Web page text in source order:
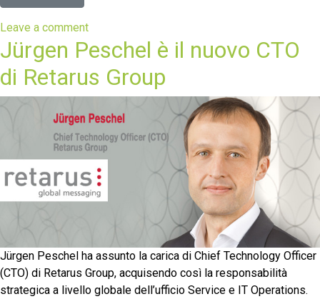
Leave a comment
Jürgen Peschel è il nuovo CTO
di Retarus Group
Jürgen Peschel ha assunto la carica di Chief Technology Officer
(CTO) di Retarus Group, acquisendo così la responsabilità
strategica a livello globale dell’ufficio Service e IT Operations.